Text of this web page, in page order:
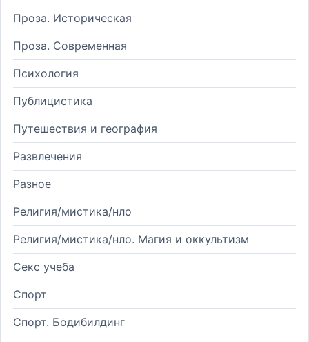
Проза. Историческая
Проза. Современная
Психология
Публицистика
Путешествия и география
Развлечения
Разное
Религия/мистика/нло
Религия/мистика/нло. Магия и оккультизм
Секс учеба
Спорт
Спорт. Бодибилдинг